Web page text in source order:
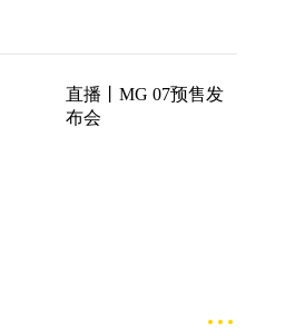
直播丨MG 07预售发
布会